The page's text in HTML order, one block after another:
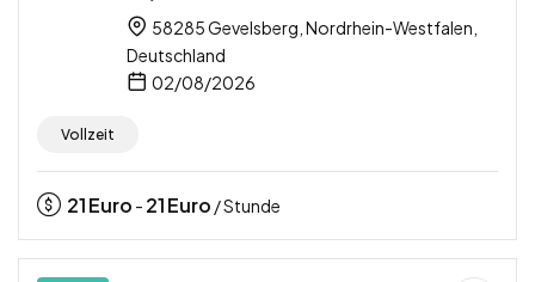
58285 Gevelsberg, Nordrhein-Westfalen,
Deutschland
02/08/2026
Vollzeit
21Euro - 21Euro / Stunde